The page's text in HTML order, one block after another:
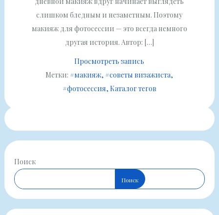
слишком бледным и незаметным. Поэтому
макияж для фотосессии — это всегда немного
другая история. Автор: […]
Просмотреть запись
Метки: #макияж #советы визажиста
#фотосессия Каталог тегов
Поиск
Поиск